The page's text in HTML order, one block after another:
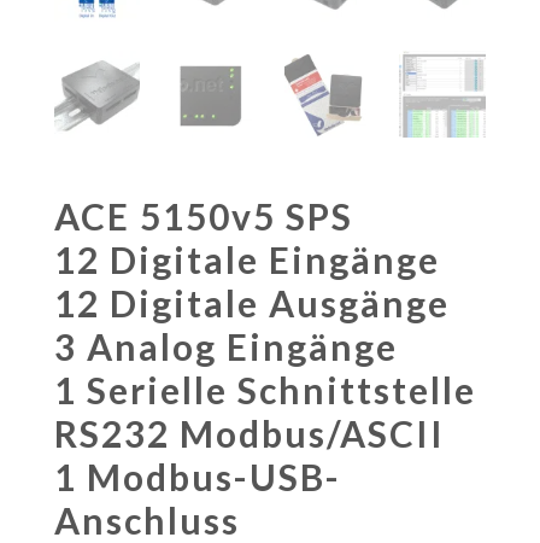
ACE 5150v5 SPS
12 Digitale Eingänge
12 Digitale Ausgänge
3 Analog Eingänge
1 Serielle Schnittstelle
RS232 Modbus/ASCII
1 Modbus-USB-
Anschluss